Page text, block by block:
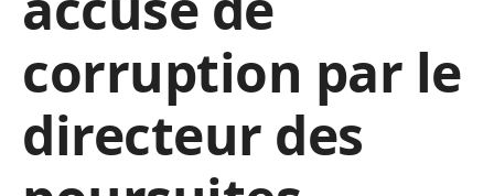
corruption par le
directeur des